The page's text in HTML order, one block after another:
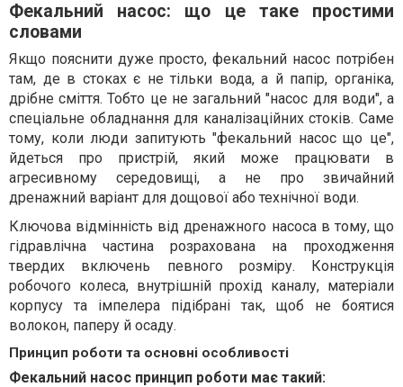
Фекальний насос: що це таке простими
словами
Якщо пояснити дуже просто, фекальний насос потрібен
там, де в стоках є не тільки вода, а й папір, органіка,
дрібне сміття. Тобто це не загальний "насос для води", а
спеціальне обладнання для каналізаційних стоків. Саме
тому, коли люди запитують "фекальний насос що це",
йдеться про пристрій, який може працювати в
агресивному середовищі, а не про звичайний
дренажний варіант для дощової або технічної води.
Ключова відмінність від дренажного насоса в тому, що
гідравлічна частина розрахована на проходження
твердих включень певного розміру. Конструкція
робочого колеса, внутрішній прохід каналу, матеріали
корпусу та імпелера підібрані так, щоб не боятися
волокон, паперу й осаду.
Принцип роботи та основні особливості
Фекальний насос принцип роботи має такий: